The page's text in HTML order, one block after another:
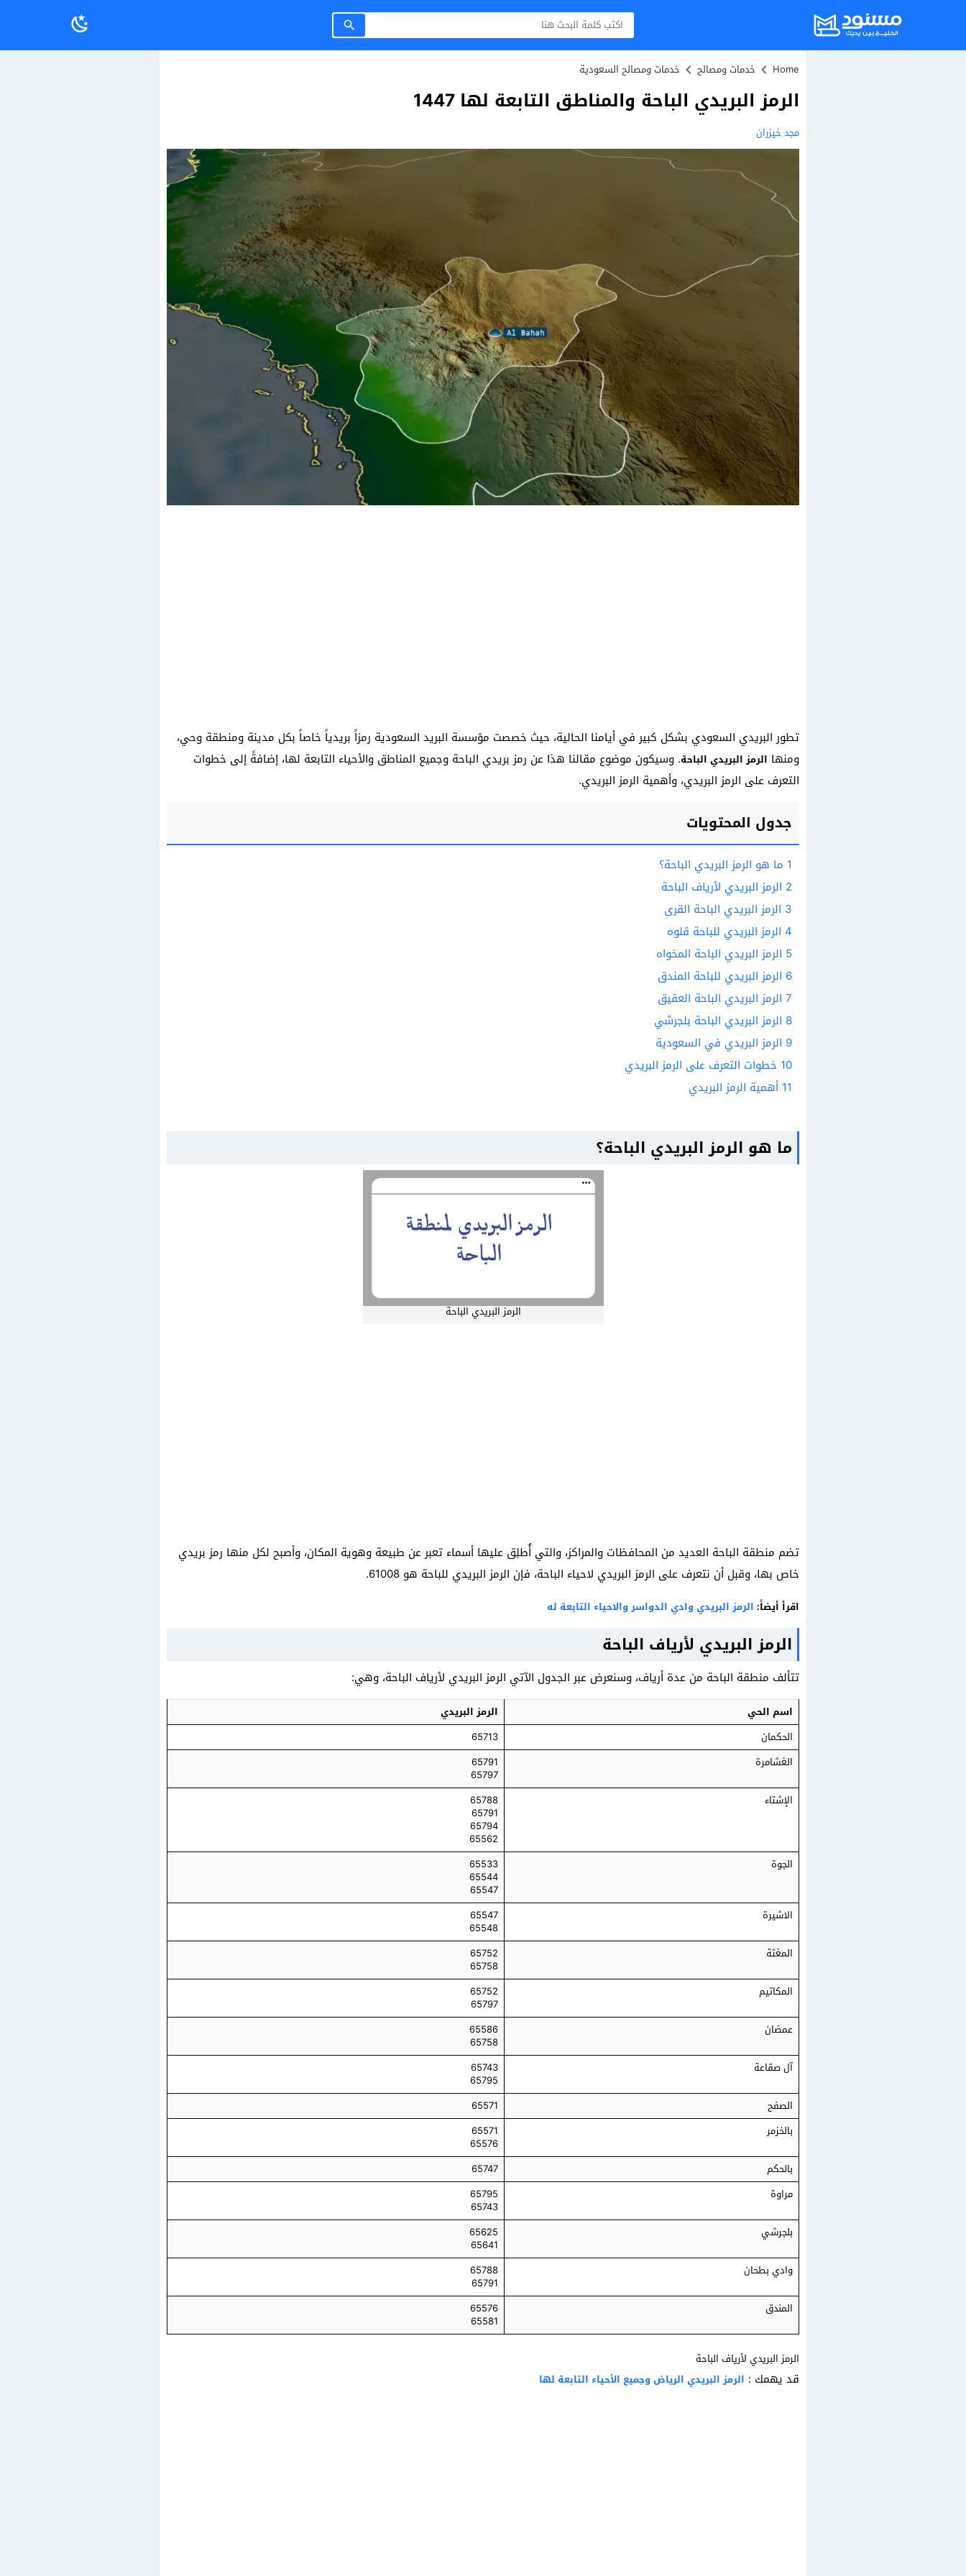
Home خدمات ومصالح خدمات ومصالح السعودية
الرمز البريدي الباحة والمناطق التابعة لها 1447
مجد خيزران
تطور البريدي السعودي بشكل كبير في أيامنا الحالية، حيث خصصت مؤسسة البريد السعودية رمزاً بريدياً خاصاً بكل مدينة ومنطقة وحي،
ومنها الرمز البريدي الباحة. وسيكون موضوع مقالنا هذا عن رمز بريدي الباحة وجميع المناطق والأحياء التابعة لها، إضافةً إلى خطوات
التعرف على الرمز البريدي، وأهمية الرمز البريدي.
جدول المحتويات
1 ما هو الرمز البريدي الباحة؟
2 الرمز البريدي لأرياف الباحة
3 الرمز البريدي الباحة القرى
4 الرمز البريدي للباحة قلوه
5 الرمز البريدي الباحة المخواه
6 الرمز البريدي للباحة المندق
7 الرمز البريدي الباحة العقيق
8 الرمز البريدي الباحة بلجرشي
9 الرمز البريدي في السعودية
10 خطوات التعرف على الرمز البريدي
11 أهمية الرمز البريدي
ما هو الرمز البريدي الباحة؟
الرمز البريدي الباحة
تضم منطقة الباحة العديد من المحافظات والمراكز، والتي أُطلِق عليها أسماء تعبر عن طبيعة وهوية المكان، وأصبح لكل منها رمز بريدي
خاص بها، وقبل أن نتعرف على الرمز البريدي لاحياء الباحة، فإن الرمز البريدي للباحة هو 61008.
اقرأ أيضاً: الرمز البريدي وادي الدواسر والاحياء التابعة له
الرمز البريدي لأرياف الباحة
تتألف منطقة الباحة من عدة أرياف، وسنعرض عبر الجدول الآتي الرمز البريدي لأرياف الباحة، وهي:
اسم الحي
الرمز البريدي
الحكمان
65713
الغشامرة
65791
65797
الإشتاء
65788
65791
65794
65562
الجوة
65533
65544
65547
الاشيرة
65547
65548
المغثة
65752
65758
المكاتيم
65752
65797
عمضان
65586
65758
آل صقاعة
65743
65795
الصفح
65571
بالخزمر
65571
65576
بالحكم
65747
مراوة
65795
65743
بلجرشي
65625
65641
وادي بطحان
65788
65791
المندق
65576
65581
الرمز البريدي لأرياف الباحة
قد يهمك : الرمز البريدي الرياض وجميع الأحياء التابعة لها